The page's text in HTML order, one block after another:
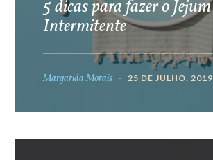
5 dicas para fazer o Jejum
Intermitente
Margarida Morais 25 DE JULHO, 2019